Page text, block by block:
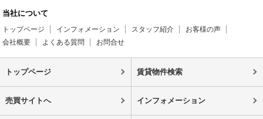
当社について
トップページ インフォメーション スタッフ紹介
お客様の声
会社概要
よくある質問 お問合せ
トップページ 賃貸物件検索
売買サイトへ インフォメーション